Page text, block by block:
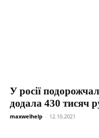
У росії
додала 430 тисяч
maxwelhelp - 12.10.2021